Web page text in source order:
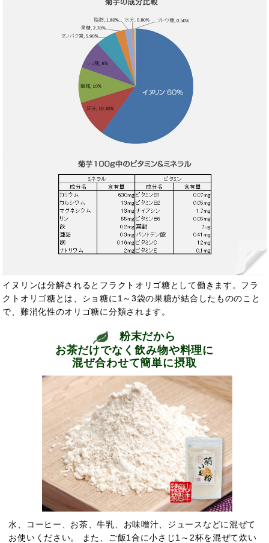
イヌリンは分解されるとフラクトオリゴ糖として働きます。フラ
クトオリゴ糖とは、ショ糖に1～3袋の果糖が結合したもののこと
で、難消化性のオリゴ糖に分類されます。
粉末だから
お茶だけでなく飲み物や料理に
混ぜ合わせて簡単に摂取
水、コーヒー、お茶、牛乳、お味噌汁、ジュースなどに混ぜて
お使いください。 また、ご飯1合に小さじ1～2杯を混ぜて炊い